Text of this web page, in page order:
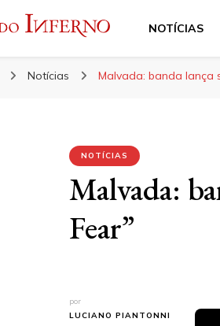
do Inferno
NOTÍCIAS
Notícias Malvada: banda lança
NOTÍCIAS
Malvada:
Fear”
por
LUCIANO PIANTONNI